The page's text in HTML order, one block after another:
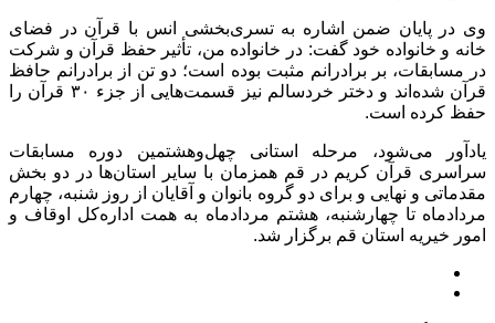
وی در پایان ضمن اشاره به تسری‌بخشی انس با قرآن در فضای
خانه و خانواده خود گفت: در خانواده من، تأثیر حفظ قرآن و شرکت
در مسابقات، بر برادرانم مثبت بوده است؛ دو تن از برادرانم حافظ
قرآن شده‌اند و دختر خردسالم نیز قسمت‌هایی از جزء ۳۰ قرآن را
حفظ کرده است.
یادآور می‌شود، مرحله استانی چهل‌وهشتمین دوره مسابقات
سراسری قرآن کریم در قم همزمان با سایر استان‌ها در دو بخش
مقدماتی و نهایی و برای دو گروه بانوان و آقایان از روز شنبه، چهارم
مردادماه تا چهارشنبه، هشتم مردادماه به همت اداره‌کل اوقاف و
امور خیریه استان قم برگزار شد.